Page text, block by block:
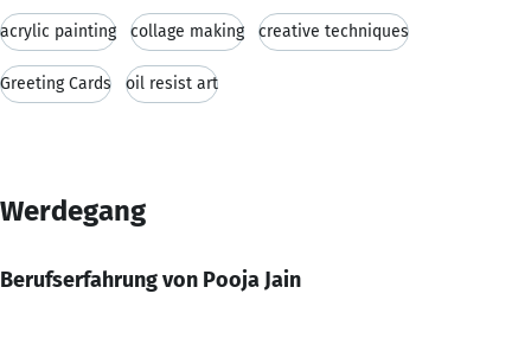
acrylic painting collage making creative techniques
Greeting Cards oil resist art
Werdegang
Berufserfahrung von Pooja Jain